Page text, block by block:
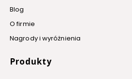
Blog
O firmie
Nagrody i wyróżnienia
Produkty